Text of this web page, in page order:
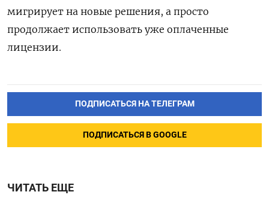
мигрирует на новые решения, а просто
продолжает использовать уже оплаченные
лицензии.
ПОДПИСАТЬСЯ НА ТЕЛЕГРАМ
ПОДПИСАТЬСЯ В GOOGLE
ЧИТАТЬ ЕЩЕ